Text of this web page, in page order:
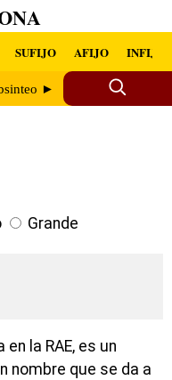
SUFIJO AFIJO INFIJO
►
Grande
la RAE, es un
nombre que se da a